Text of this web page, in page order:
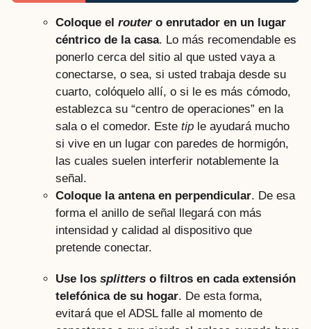
Coloque el routero enrutador en un lugar
céntrico de la casa. Lo más recomendable es
ponerlo cerca del sitio al que usted vaya a
conectarse, o sea, si usted trabaja desde su
cuarto, colóquelo allí, o si le es más cómodo,
establezca su “centro de operaciones” en la
sala o el comedor. Este tip le ayudará mucho
si vive en un lugar con paredes de hormigón,
las cuales suelen interferir notablemente la
señal.
Coloque la antena en perpendicular. De esa
forma el anillo de señal llegará con más
intensidad y calidad al dispositivo que
pretende conectar.
Use los splitters o filtros en cada extensión
telefónica de su hogar. De esta forma,
evitará que el ADSL falle al momento de